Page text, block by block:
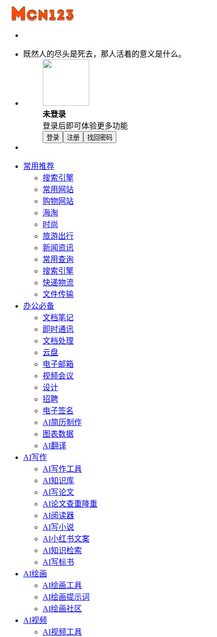
既然人的尽头是死去，那人活着的意义是什么。
未登录
登录后即可体验更多功能
登录 注册 找回密码
常用推荐
搜索引擎
常用网站
购物网站
海淘
时尚
旅游出行
新闻资讯
常用查询
搜索引擎
快递物流
文件传输
办公必备
文档笔记
即时通讯
文档处理
云盘
电子邮箱
视频会议
设计
招聘
电子签名
AI简历制作
图表数据
AI翻译
AI写作
AI写作工具
AI知识库
AI写论文
AI论文查重降重
AI阅读器
AI写小说
AI小红书文案
AI知识检索
AI写标书
AI绘画
AI绘画工具
AI绘画提示词
AI绘画社区
AI视频
AI视频工具